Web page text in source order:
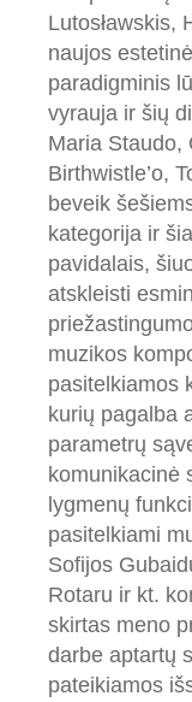
Lutosławskis,
naujos
paradigminis
vyrauja ir šių
Maria Staudo,
Birthwistle’o,
beveik
kategorija ir
pavidalais,
atskleisti
muzikos
pasitelkiamos
kurių pagalba
parametrų
komunikacinė
lygmenų
pasitelkiami
Sofijos
Rotaru ir kt.
skirtas meno
darbe aptartų
pateikiamos